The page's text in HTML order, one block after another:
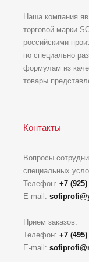
Наша компания
торговой марки
российскими
по специально
формулам из
товары
Контакты
Вопросы
специальных
Телефон: +7 (925)
E-mail:
Прием заказов:
Телефон: +7 (495)
E-mail: